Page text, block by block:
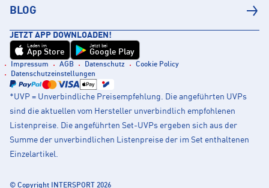
BLOG
JETZT APP DOWNLOADEN!
Laden im
App Store
Jetzt bei
Google Play
Impressum AGB Datenschutz
Cookie Policy
Datenschutzeinstellungen
*UVP = Unverbindliche Preisempfehlung. Die angeführten UVPs
sind die aktuellen vom Hersteller unverbindlich empfohlenen
Listenpreise. Die angeführten Set-UVPs ergeben sich aus der
Summe der unverbindlichen Listenpreise der im Set enthaltenen
Einzelartikel.
© Copyright INTERSPORT 2026